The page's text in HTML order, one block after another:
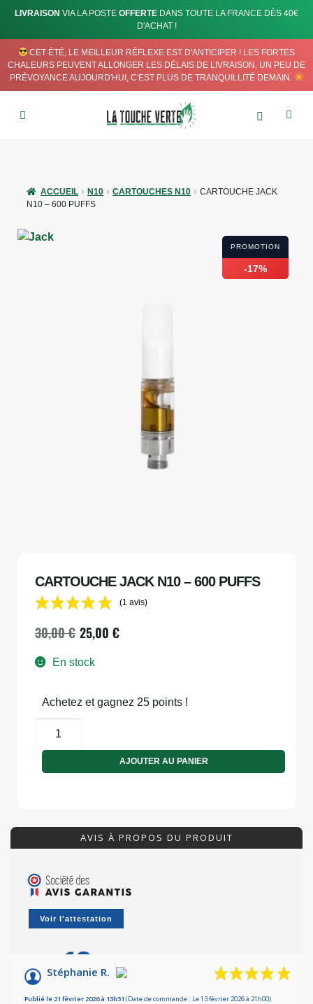
LIVRAISON VIA LA POSTE OFFERTE DANS TOUTE LA FRANCE DÈS 40€
D'ACHAT !
CET ÉTÉ, LE MEILLEUR RÉFLEXE EST D'ANTICIPER ! LES FORTES
CHALEURS PEUVENT ALLONGER LES DÉLAIS DE LIVRAISON. UN PEU DE
PRÉVOYANCE AUJOURD'HUI, C'EST PLUS DE TRANQUILLITÉ DEMAIN.
ACCUEIL N10 CARTOUCHES N10
CARTOUCHE JACK
N10 – 600 PUFFS
PROMOTION
-17%
PROMOTION
-17%
CARTOUCHE JACK N10 – 600 PUFFS
(1 avis)
30,00€ 25,00 €
En stock
Achetez et gagnez 25 points !
AJOUTER AU PANIER
AVIS À PROPOS DU PRODUIT
Voir l'attestation
10/10
Basé sur 1 avis
Stéphanie R.
Publié le 21 février 2026 à 13h31 (Date de commande : Le 13 février 2026 à 21h00)